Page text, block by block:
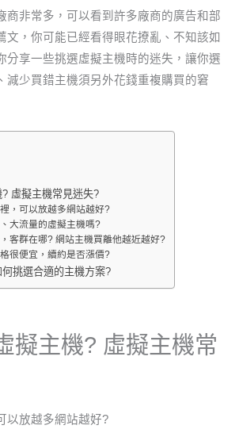
商非常多，可以看到許多廠商的廣告和部
文，你可能已經看得眼花撩亂、不知該如
分享一些挑選虛擬主機時的迷失，讓你選
減少買錯主機須另外花錢重複購買的窘
虛擬主機常見迷失?
，可以放越多網站越好?
大流量的虛擬主機嗎?
客群在哪? 網站主機買離他越近越好?
很便宜，續約是否漲價?
挑選合適的主機方案?
擬主機? 虛擬主機常
以放越多網站越好?